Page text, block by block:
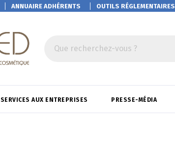
ANNUAIRE ADHÉRENTS OUTILS RÉGLEMENTAIRES
Que recherchez-vous ?
SERVICES AUX ENTREPRISES PRESSE-MÉDIA